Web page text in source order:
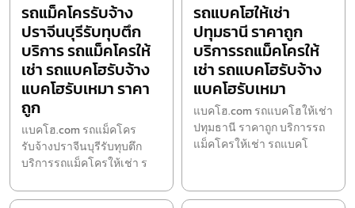
รถแม็คโครรับจ้าง
ปราจีนบุรีรับทุบตึก
บริการ รถแม็คโครให้
เช่า รถแบคโฮรับจ้าง
แบคโฮรับเหมา ราคา
ถูก
แบคโฮ.com รถแม็คโคร
รับจ้างปราจีนบุรีรับทุบตึก
บริการรถแม็คโครให้เช่า ร
รถแบคโฮให้เช่า
ปทุมธานี ราคาถูก
บริการรถแม็คโครให้
เช่า รถแบคโฮรับจ้าง
แบคโฮรับเหมา
แบคโฮ.com รถแบคโฮให้เช่า
ปทุมธานี ราคาถูก บริการรถ
แม็คโครให้เช่า รถแบคโ